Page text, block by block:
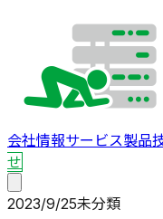
会社情報サービス製品
せ
2023/9/25未分類